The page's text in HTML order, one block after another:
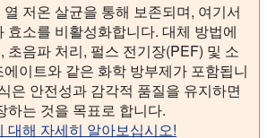
저온 살균을 통해 보존되며, 여기서
효소를 비활성화합니다. 대체 방법에
초음파 처리, 펄스 전기장(PEF) 및 소
이트와 같은 화학 방부제가 포함됩니
은 안전성과 감각적 품질을 유지하면
하는 것을 목표로 합니다.
대해 자세히 알아보십시오!